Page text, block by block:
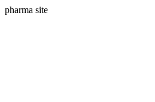
pharma site